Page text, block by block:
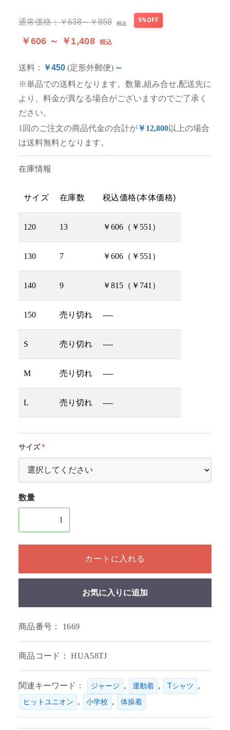
通常価格：￥638～￥858 税込 5%OFF
￥606 ～ ￥1,408 税込
送料： ￥450 (定形外郵便) ～
※単品での送料となります。数量,組み合せ,配送先に
より、料金が異なる場合がございますのでご了承く
ださい。
1回のご注文の商品代金の合計が￥12,800以上の場合
は送料無料となります。
在庫情報
サイズ 在庫数 税込価格(本体価格)
120 13 ￥606（￥551）
130 7 ￥606（￥551）
140 9 ￥815（￥741）
150 売り切れ ----
S 売り切れ ----
M 売り切れ ----
L 売り切れ ----
サイズ
数量
1個以上の数量を入力してください
カートに入れる
お気に入りに追加
商品番号： 1669
商品コード：HUA58TJ
関連キーワード： ジャージ , 運動着 , Tシャツ ,
ヒットユニオン , 小学校 , 体操着